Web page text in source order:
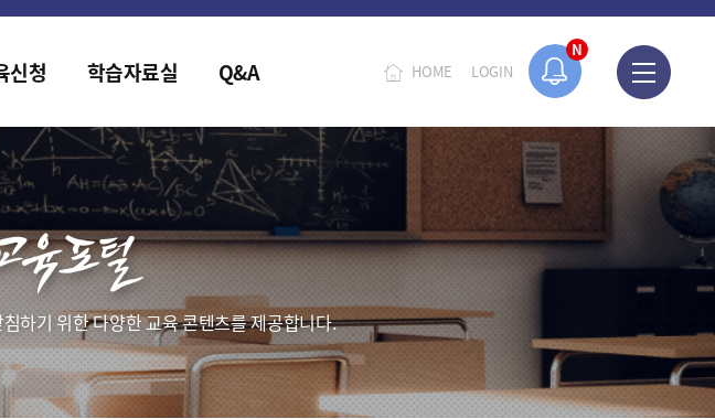
N
니다.
HOME LOGIN
신청 학습자료실 Q&A
하기 위한 다양한 교육 콘텐츠를 제공합니다.